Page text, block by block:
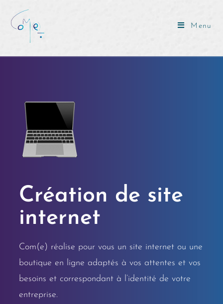
Menu
Création de site
internet
Com(e) réalise pour vous un site internet ou une
boutique en ligne adaptés à vos attentes et vos
besoins et correspondant à l’identité de votre
entreprise.